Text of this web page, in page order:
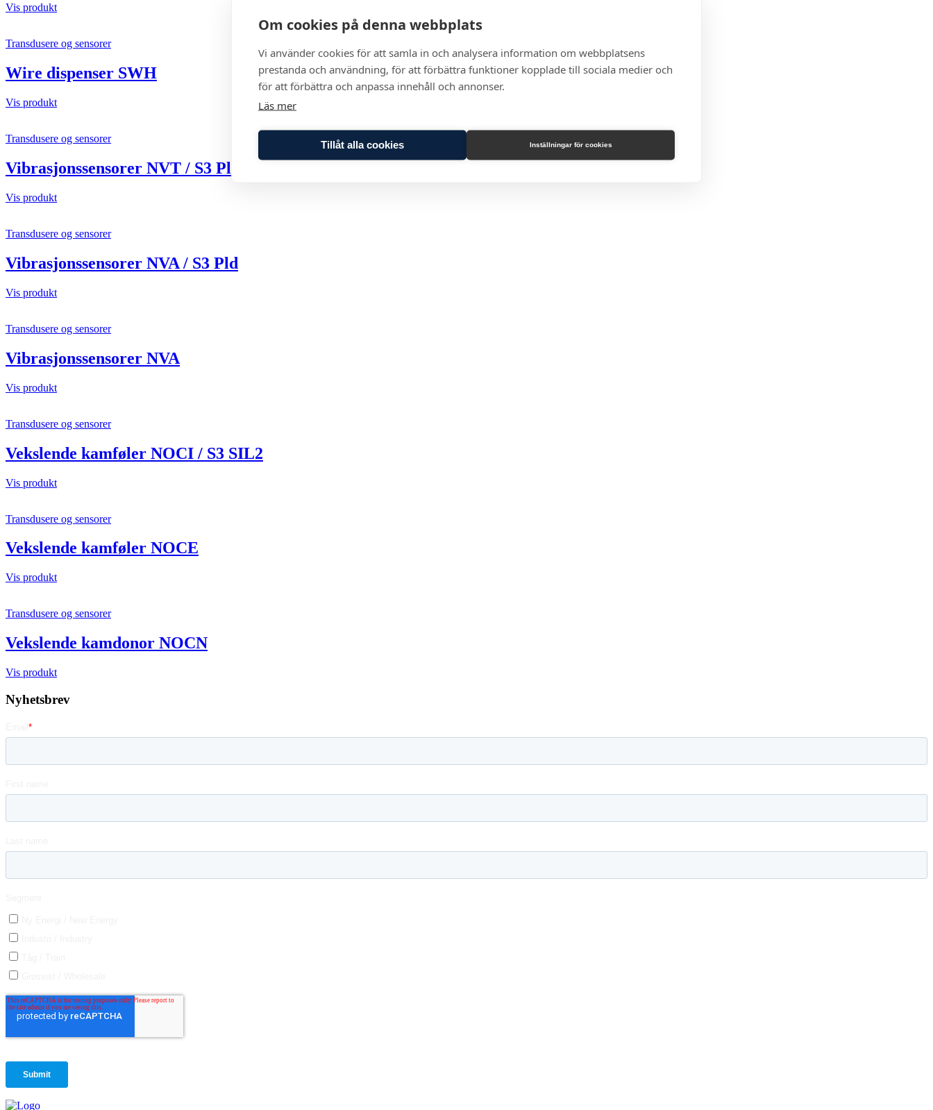
Vis produkt
Transdusere og sensorer
Wire dispenser SWH
Vis produkt
Transdusere og sensorer
Vibrasjonssensorer NVT / S3 Pld
Vis produkt
Transdusere og sensorer
Vibrasjonssensorer NVA / S3 Pld
Vis produkt
Transdusere og sensorer
Vibrasjonssensorer NVA
Vis produkt
Transdusere og sensorer
Vekslende kamføler NOCI / S3 SIL2
Vis produkt
Transdusere og sensorer
Vekslende kamføler NOCE
Vis produkt
Transdusere og sensorer
Vekslende kamdonor NOCN
Vis produkt
Nyhetsbrev
Om cookies på denna webbplats
Vi använder cookies för att samla in och analysera information om webbplatsens
prestanda och användning, för att förbättra funktioner kopplade till sociala medier och
för att förbättra och anpassa innehåll och annonser.
Läs mer
Tillåt alla cookies Inställningar för cookies